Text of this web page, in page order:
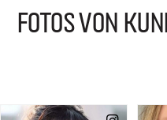
FOTOS VON